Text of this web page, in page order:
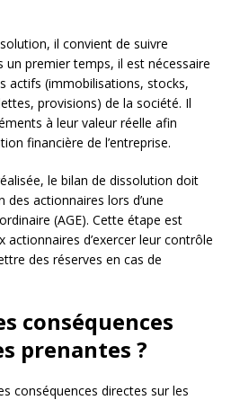
il convient de suivre
un premier temps, il est nécessaire
actifs (immobilisations, stocks,
provisions) de la société. Il
à leur valeur réelle afin
financière de l’entreprise.
le bilan de dissolution doit
des actionnaires lors d’une
(AGE). Cette étape est
actionnaires d’exercer leur contrôle
des réserves en cas de
conséquences
prenantes ?
conséquences directes sur les